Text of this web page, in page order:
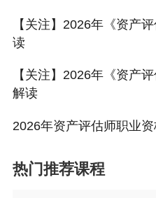
【关注】2026年《资产
读
【关注】2026年《资产
解读
2026年资产评估师职业
热门推荐课程